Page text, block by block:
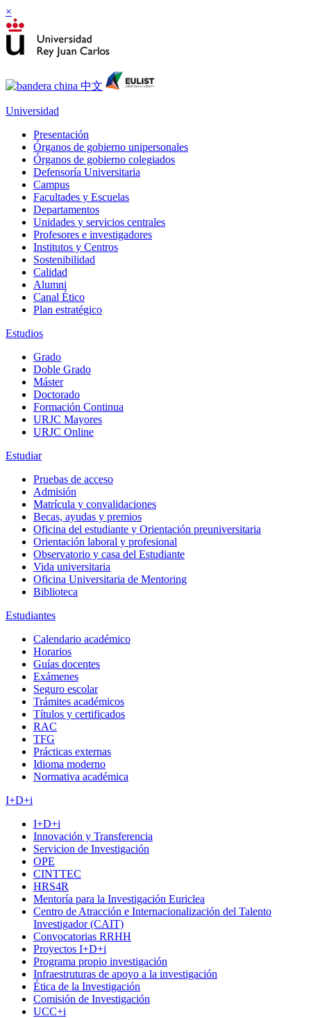
×
Universidad
Presentación
Órganos de gobierno unipersonales
Órganos de gobierno colegiados
Defensoría Universitaria
Campus
Facultades y Escuelas
Departamentos
Unidades y servicios centrales
Profesores e investigadores
Institutos y Centros
Sostenibilidad
Calidad
Alumni
Canal Ético
Plan estratégico
Estudios
Grado
Doble Grado
Máster
Doctorado
Formación Continua
URJC Mayores
URJC Online
Estudiar
Pruebas de acceso
Admisión
Matrícula y convalidaciones
Becas, ayudas y premios
Oficina del estudiante y Orientación preuniversitaria
Orientación laboral y profesional
Observatorio y casa del Estudiante
Vida universitaria
Oficina Universitaria de Mentoring
Biblioteca
Estudiantes
Calendario académico
Horarios
Guías docentes
Exámenes
Seguro escolar
Trámites académicos
Títulos y certificados
RAC
TFG
Prácticas externas
Idioma moderno
Normativa académica
I+D+i
I+D+i
Innovación y Transferencia
Servicion de Investigación
OPE
CINTTEC
HRS4R
Mentoría para la Investigación Euriclea
Centro de Atracción e Internacionalización del Talento
Investigador (CAIT)
Convocatorias RRHH
Proyectos I+D+i
Programa propio investigación
Infraestruturas de apoyo a la investigación
Ética de la Investigación
Comisión de Investigación
UCC+i